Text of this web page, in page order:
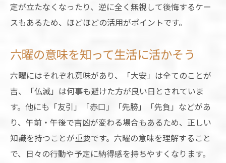
定が立たなくなったり、逆に全く無視して後悔するケー
スもあるため、ほどほどの活用がポイントです。
六曜の意味を知って生活に活かそう
六曜にはそれぞれ意味があり、「大安」は全てのことが
吉、「仏滅」は何事も避けた方が良い日とされていま
す。他にも「友引」「赤口」「先勝」「先負」などがあ
り、午前・午後で吉凶が変わる場合もあるため、正しい
知識を持つことが重要です。六曜の意味を理解すること
で、日々の行動や予定に納得感を持ちやすくなります。